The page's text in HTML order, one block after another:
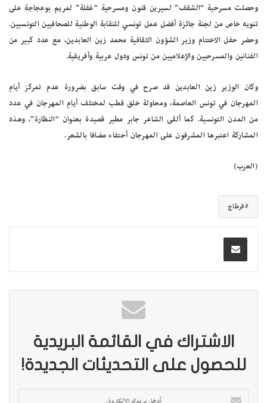
وحصلت مسرحية “الشقف” لسيرين قنون ومسرحية “غفلة” لمريم بوعجاجة على
تنويه خاص من لجنة جائزة أفضل عمل تونسي للنقابة الوطنية للصحافيين التونسيين.
وحضر حفل الاختتام وزير الشؤون الثقافية محمد زين العابدين، مع عدد كبير من
الفنانين والمسرحيين والإعلاميين من تونس ودول عربية وأفريقية.
وكان الوزير زين العابدين قد صرح في وقت سابق بضرورة عدم تمركز أيام
المهرجان في تونس العاصمة، ومحاولة خلق قطب لمختلف أيام المهرجان في عدد
من المدن التونسية. كما ألقى الشاعر جابر مطير قصيدة بعنوان “النظارة”، وهذه
المشاركة اعتبرها المشرفون على المهرجان أحتفاء مضافا بالشعر.
(العرب)
قرطاج
الاشتراك في القائمة البريدية
للحصول على التحديثات الجديدة!